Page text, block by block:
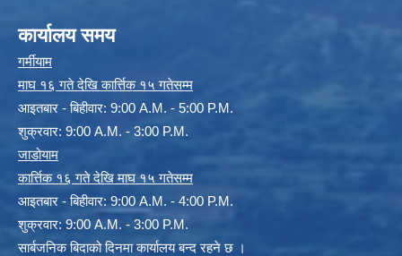
कार्यालय समय
गर्मीयाम
माघ १६ गते देखि कार्त्तिक १५ गतेसम्म
आइतबार - बिहीवार: 9:00 A.M. - 5:00 P.M.
शुक्रवार: 9:00 A.M. - 3:00 P.M.
जाडोयाम
कार्त्तिक १६ गते देखि माघ १५ गतेसम्म
आइतबार - बिहीवार: 9:00 A.M. - 4:00 P.M.
शुक्रवार: 9:00 A.M. - 3:00 P.M.
सार्बजनिक बिदाको दिनमा कार्यालय बन्द रहने छ ।